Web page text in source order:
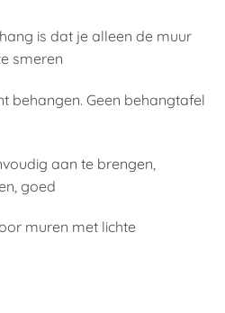
is dat je alleen de muur
smeren
behangen. Geen behangtafel
aan te brengen,
goed
muren met lichte